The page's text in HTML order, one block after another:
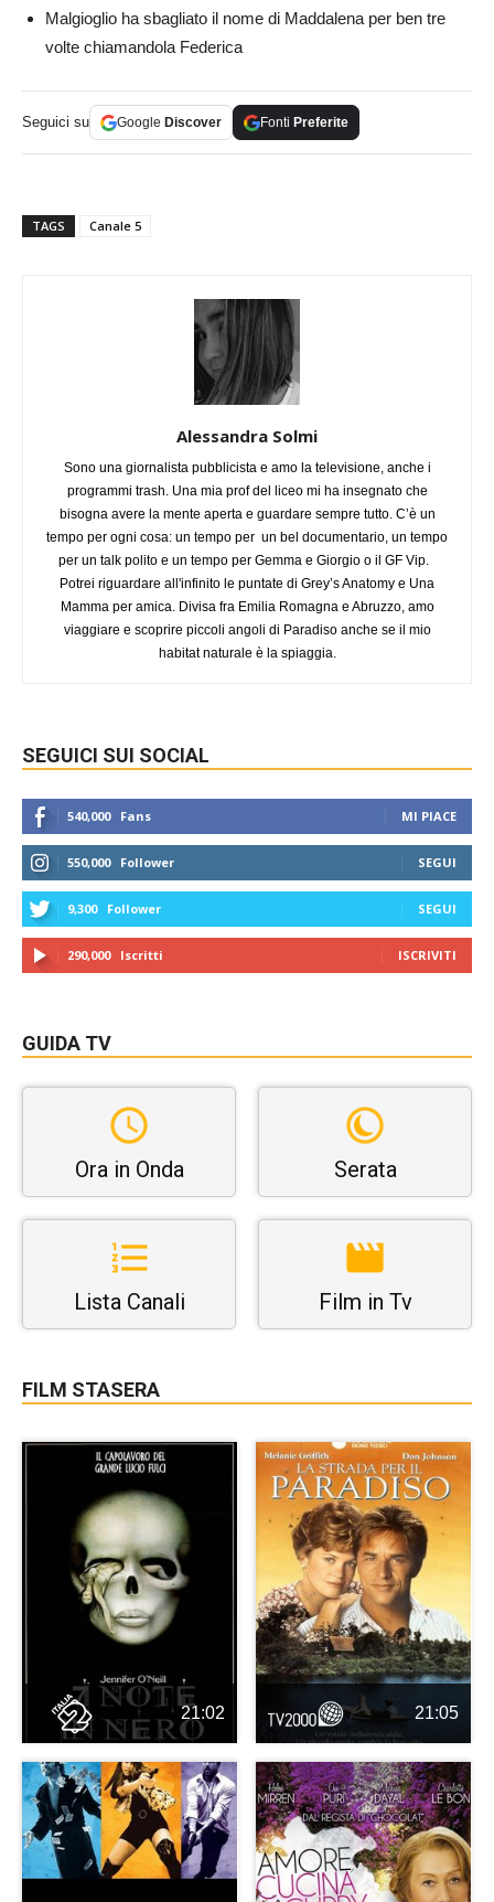
Malgioglio ha sbagliato il nome di Maddalena per ben tre
volte chiamandola Federica
Seguici su Google Discover Fonti Preferite
TAGS Canale 5
Alessandra Solmi
Sono una giornalista pubblicista e amo la televisione, anche i
programmi trash. Una mia prof del liceo mi ha insegnato che
bisogna avere la mente aperta e guardare sempre tutto. C’è un
tempo per ogni cosa: un tempo per un bel documentario, un tempo
per un talk polito e un tempo per Gemma e Giorgio o il GF Vip.
Potrei riguardare all'infinito le puntate di Grey’s Anatomy e Una
Mamma per amica. Divisa fra Emilia Romagna e Abruzzo, amo
viaggiare e scoprire piccoli angoli di Paradiso anche se il mio
habitat naturale è la spiaggia.
SEGUICI SUI SOCIAL
540,000 Fans MI PIACE
550,000 Follower SEGUI
9,300 Follower SEGUI
290,000 Iscritti ISCRIVITI
GUIDA TV
Ora in Onda Serata
Lista Canali Film in Tv
FILM STASERA
21:02 21:05